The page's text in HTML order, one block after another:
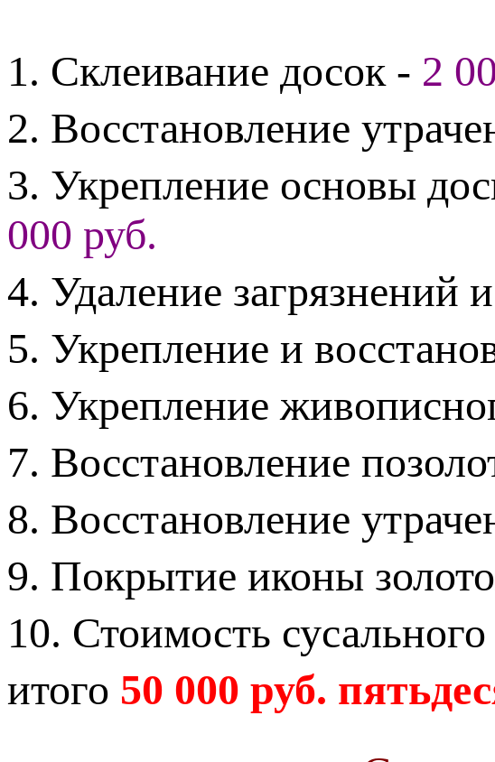
1. Склеивание досок - 2
2. Восстановление
3. Укрепление основы
000 руб.
4. Удаление загрязнений
5. Укрепление и
6. Укрепление
7. Восстановление
8. Восстановление
9. Покрытие иконы
10. Стоимость
итого 50 000 руб.